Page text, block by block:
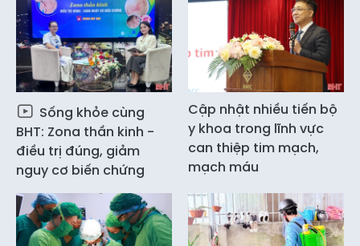
Sống khỏe cùng
BHT: Zona thần kinh -
điều trị đúng, giảm
nguy cơ biến chứng
Cập nhật nhiều tiến bộ
y khoa trong lĩnh vực
can thiệp tim mạch,
mạch máu